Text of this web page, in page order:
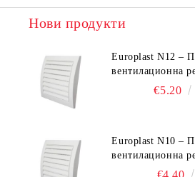
Нови продукти
Europlast N12 –
вентилационна
€5.20
Europlast N10 –
вентилационна
€4.40